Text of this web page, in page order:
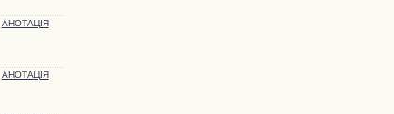
АНОТАЦІЯ
АНОТАЦІЯ